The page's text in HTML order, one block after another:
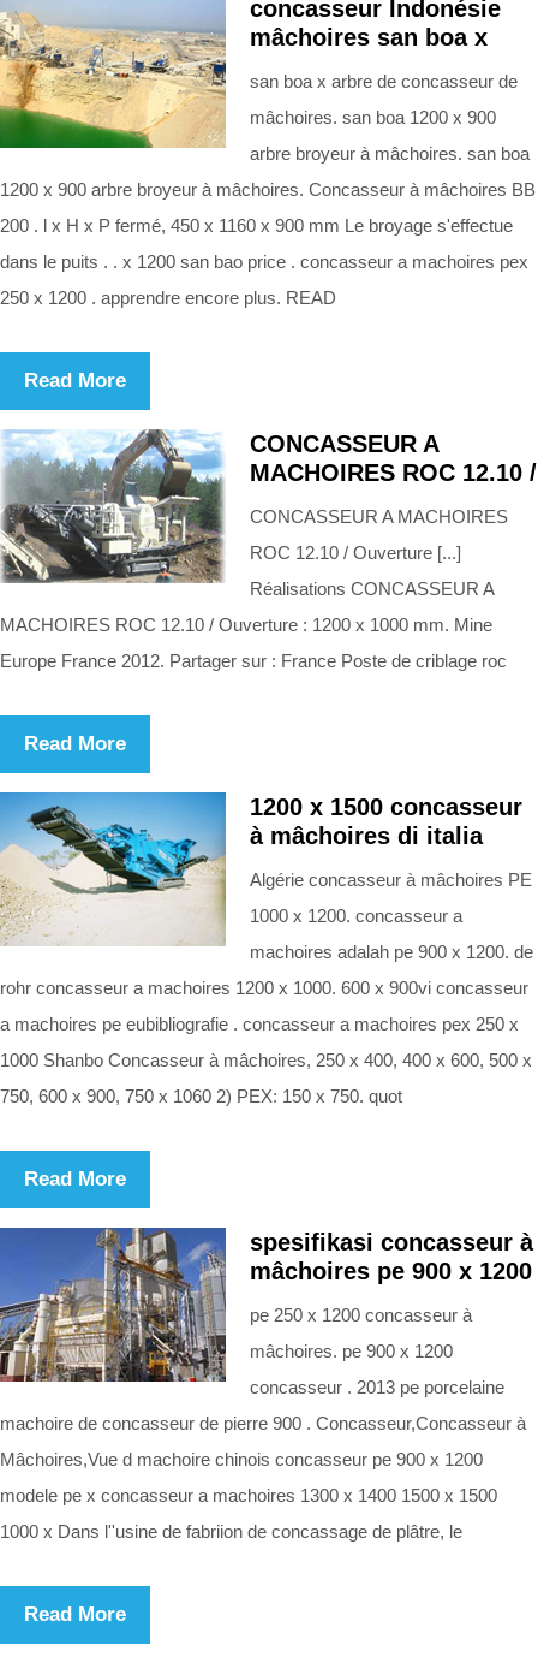
concasseur Indonésie
mâchoires san boa x
san boa x arbre de concasseur de
mâchoires. san boa 1200 x 900
arbre broyeur à mâchoires. san boa
1200 x 900 arbre broyeur à mâchoires. Concasseur à mâchoires BB
200 . l x H x P fermé, 450 x 1160 x 900 mm Le broyage s'effectue
dans le puits . . x 1200 san bao price . concasseur a machoires pex
250 x 1200 . apprendre encore plus. READ
Read More
CONCASSEUR A
MACHOIRES ROC 12.10 /
CONCASSEUR A MACHOIRES
ROC 12.10 / Ouverture [...]
Réalisations CONCASSEUR A
MACHOIRES ROC 12.10 / Ouverture : 1200 x 1000 mm. Mine
Europe France 2012. Partager sur : France Poste de criblage roc
Read More
1200 x 1500 concasseur
à mâchoires di italia
Algérie concasseur à mâchoires PE
1000 x 1200. concasseur a
machoires adalah pe 900 x 1200. de
rohr concasseur a machoires 1200 x 1000. 600 x 900vi concasseur
a machoires pe eubibliografie . concasseur a machoires pex 250 x
1000 Shanbo Concasseur à mâchoires, 250 x 400, 400 x 600, 500 x
750, 600 x 900, 750 x 1060 2) PEX: 150 x 750. quot
Read More
spesifikasi concasseur à
mâchoires pe 900 x 1200
pe 250 x 1200 concasseur à
mâchoires. pe 900 x 1200
concasseur . 2013 pe porcelaine
machoire de concasseur de pierre 900 . Concasseur,Concasseur à
Mâchoires,Vue d machoire chinois concasseur pe 900 x 1200
modele pe x concasseur a machoires 1300 x 1400 1500 x 1500
1000 x Dans l''usine de fabriion de concassage de plâtre, le
Read More